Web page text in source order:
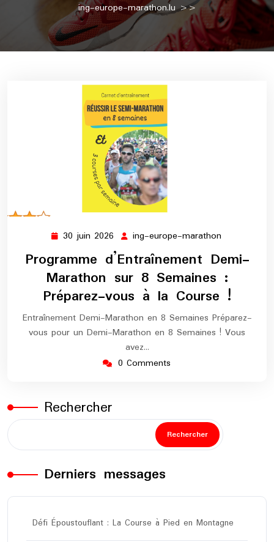
ing-europe-marathon.lu>>
30 juin 2026 30
juin
2026
ing-europe-marathon
europe-
marathon
Programme d’Entraînement Demi-
Marathon sur 8 Semaines :
Préparez-vous à la Course !
Entraînement Demi-Marathon en 8 Semaines Préparez-
vous pour un Demi-Marathon en 8 Semaines ! Vous
avez…
0 Comments
Rechercher
Rechercher
Derniers messages
Défi Époustouflant : La Course à Pied en Montagne